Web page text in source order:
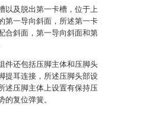
以及脱出第一卡槽，位于上
第一导向斜面，所述第一卡
合斜面，第一导向斜面和第
件还包括压脚主体和压脚头
提耳连接，所述压脚头部设
述压脚主体上设置有保持压
的复位弹簧。